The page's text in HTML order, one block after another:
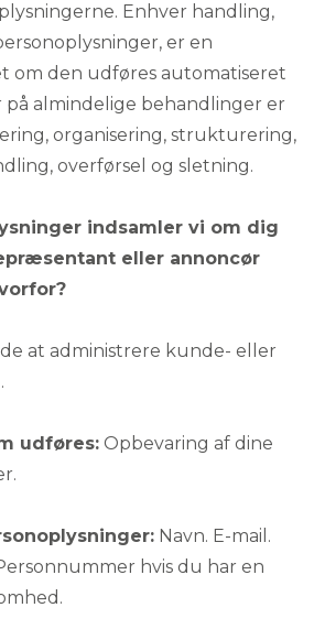
Enhver handling,
er en
om den udføres automatiseret
på almindelige behandlinger er
organisering, strukturering,
overførsel og sletning.
indsamler vi om dig
eller annoncør
at administrere kunde- eller
udføres: Opbevaring af dine
Navn. E-mail.
hvis du har en